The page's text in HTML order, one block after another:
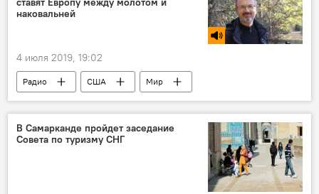
наковальней
4 июля 2019, 19:02
Радио США Мир
В Самарканде пройдет заседание
Совета по туризму СНГ